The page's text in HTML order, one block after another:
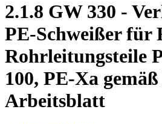
2.1.8 GW 330 -
PE-Schweißer für
Rohrleitungsteile
100, PE-Xa
Arbeitsblatt